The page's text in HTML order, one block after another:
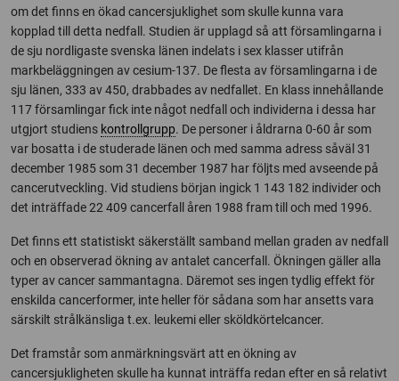
om det finns en ökad cancersjuklighet som skulle kunna vara
kopplad till detta nedfall. Studien är upplagd så att församlingarna i
de sju nordligaste svenska länen indelats i sex klasser utifrån
markbeläggningen av cesium-137. De flesta av församlingarna i de
sju länen, 333 av 450, drabbades av nedfallet. En klass innehållande
117 församlingar fick inte något nedfall och individerna i dessa har
utgjort studiens kontrollgrupp. De personer i åldrarna 0-60 år som
var bosatta i de studerade länen och med samma adress såväl 31
december 1985 som 31 december 1987 har följts med avseende på
cancerutveckling. Vid studiens början ingick 1 143 182 individer och
det inträffade 22 409 cancerfall åren 1988 fram till och med 1996.
Det finns ett statistiskt säkerställt samband mellan graden av nedfall
och en observerad ökning av antalet cancerfall. Ökningen gäller alla
typer av cancer sammantagna. Däremot ses ingen tydlig effekt för
enskilda cancerformer, inte heller för sådana som har ansetts vara
särskilt strålkänsliga t.ex. leukemi eller sköldkörtelcancer.
Det framstår som anmärkningsvärt att en ökning av
cancersjukligheten skulle ha kunnat inträffa redan efter en så relativt